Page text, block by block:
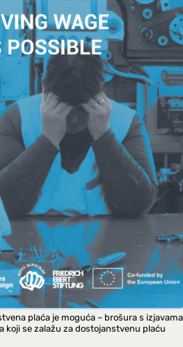
plaća je moguća – brošura s izjavama
koji se zalažu za dostojanstvenu plaću